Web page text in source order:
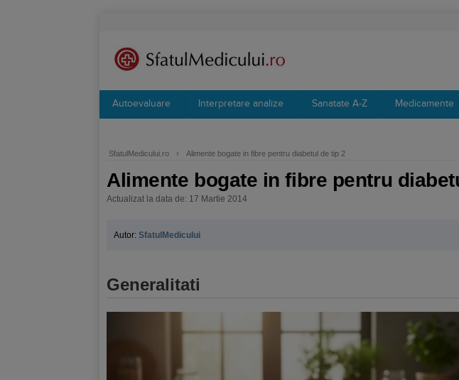
Autoevaluare Interpretare analize Sanatate A-Z Medicamente
SfatulMedicului.ro › Alimente bogate in fibre pentru diabetul de tip 2
Alimente bogate in fibre pentru
Actualizat la data de: 17 Martie 2014
Autor: SfatulMedicului
Generalitati